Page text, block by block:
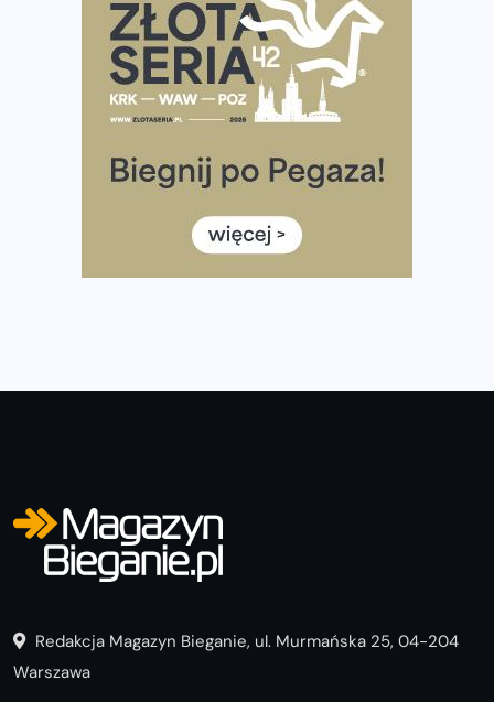
półmaratonem
Już w tę sobotę 35. Bieg Powstania Warszawskiego.
Wystartuje rekordowa liczba uczestników
35. Bieg Powstania Warszawskiego – praktyczny
Ile razy w tygodniu biegać? 3 treningi wystarczą? Jak
często biegać, żeby robić postępy
Już w ten weekend! Przed nami Nocny Portowy Maraton
i Półmaraton Szczeciński. Wszystko, co warto wiedzieć
Redakcja Magazyn Bieganie, ul. Murmańska 25, 04-204
Warszawa